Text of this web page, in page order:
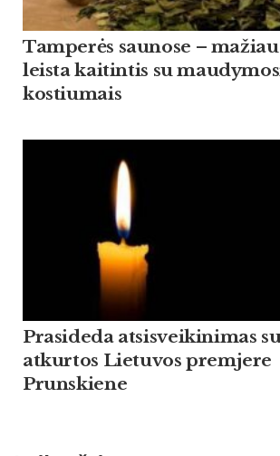
Tamperės saunose –
leista kaitintis su
kostiumais
Prasideda atsisveikinimas
atkurtos Lietuvos premjere
Prunskiene